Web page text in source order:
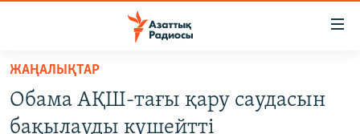
Skip
main
content
ЖАҢАЛЫҚТАР
САЯСАТ
ЖАҢАЛЫҚТАР
Обама АҚШ-тағы қару саудасын
бақылауды күшейтті